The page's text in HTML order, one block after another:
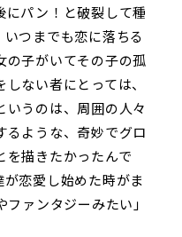
にパン！と破裂して種
つまでも恋に落ちる
の子がいてその子の孤
ない者にとっては、
いうのは、周囲の人々
るような、奇妙でグロ
を描きたかったんで
恋愛し始めた時がま
ァンタジーみたい」